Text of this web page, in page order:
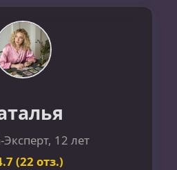
Эксперт, 12 лет
(22 отз.)